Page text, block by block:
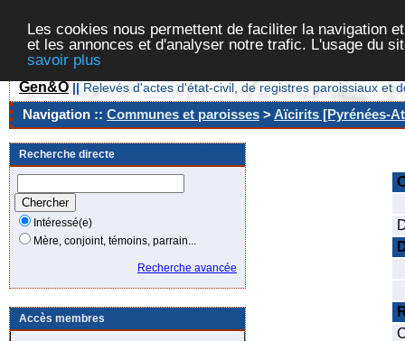
Les cookies nous permettent de faciliter la navigation
et les annonces et d'analyser notre trafic. L'usage du
savoir plus
Gen&O || Relevés d'actes d'état-civil, de registres paroissiaux et
Navigation :: Communes et paroisses >Aïcirits [Pyrénées-
Recherche directe
Intéressé(e)
Mère, conjoint, témoins, parrain...
Recherche avancée
Accès membres